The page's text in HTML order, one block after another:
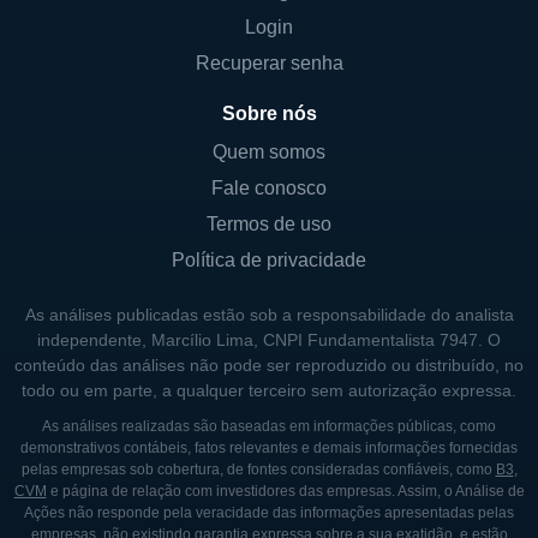
A RiceBran divide suas operações em
produtos para nutrição animal e soluções
para a indústria de alimentos. Essa
diversificação permite que a empresa atenda
a uma ampla gama de clientes, desde
negócios locais. A RiceBran também
desenvolve parcerias estratégicas com
empresas para ampliar seu alcance e
fornecer soluções adaptadas às
necessidades específicas de cada cliente.
A empresa está presente principalmente nos
Login
Recuperar senha
Sobre nós
Quem somos
Fale conosco
Termos de uso
Política de privacidade
As análises publicadas estão sob a responsabilidade do analista
independente, Marcílio Lima, CNPI Fundamentalista 7947. O
conteúdo das análises não pode ser reproduzido ou distribuído, no
todo ou em parte, a qualquer terceiro sem autorização expressa.
As análises realizadas são baseadas em informações públicas, como
demonstrativos contábeis, fatos relevantes e demais informações fornecidas
pelas empresas sob cobertura, de fontes consideradas confiáveis, como B3,
CVM e página de relação com investidores das empresas. Assim, o Análise de
Ações não responde pela veracidade das informações apresentadas pelas
empresas, não existindo garantia expressa sobre a sua exatidão, e estão